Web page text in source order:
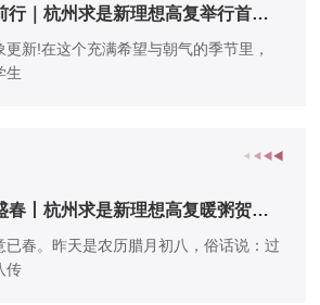
行｜杭州求是新理想高复举行首考
!在这个充满希望与朝气的季节里，
生
春丨杭州求是新理想高复暖粥贺腊
春。昨天是农历腊月初八，俗话说：过
传